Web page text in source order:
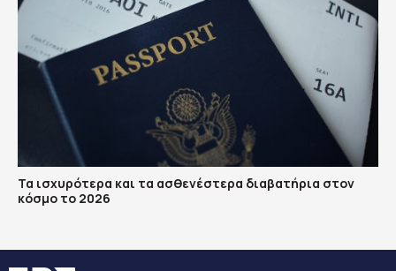
Τα ισχυρότερα και τα ασθενέστερα διαβατήρια στον
κόσμο το 2026